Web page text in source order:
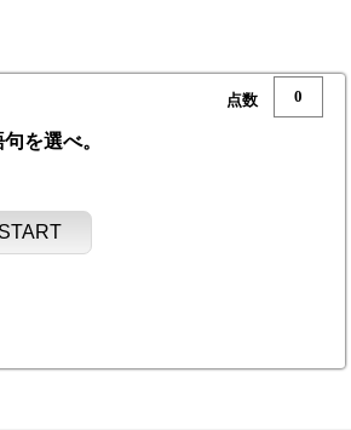
0
を選べ。
START